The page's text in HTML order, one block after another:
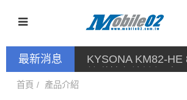
最新消息
KYSONA KM82-HE
競磁軸有線鍵盤 產
首頁 產品介紹